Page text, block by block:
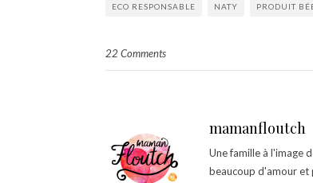
ECO RESPONSABLE NATY PRODUIT
22 Comments
mamanfloutch
Une famille à l'image
beaucoup d'amour et